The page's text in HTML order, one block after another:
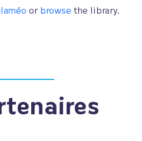
or browse the library.